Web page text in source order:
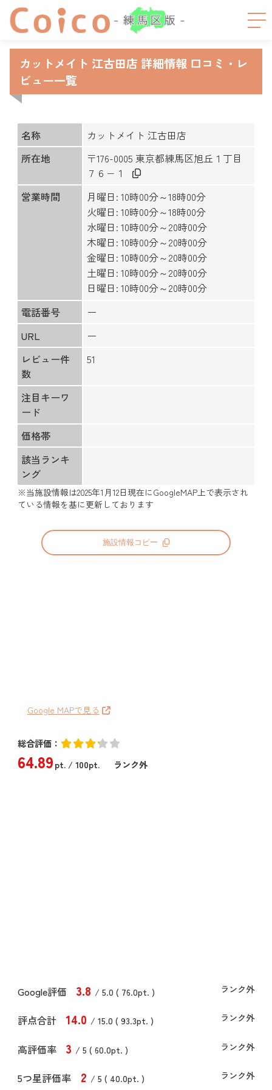
カットメイト 江古田店 詳細情報 口コミ・レ
ビュー一覧
名称
カットメイト 江古田店
所在地
〒176-0005 東京都練馬区旭丘１丁目
７６−１
営業時間
月曜日: 10時00分～18時00分
火曜日: 10時00分～18時00分
水曜日: 10時00分～20時00分
木曜日: 10時00分～20時00分
金曜日: 10時00分～20時00分
土曜日: 10時00分～20時00分
日曜日: 10時00分～20時00分
電話番号
ー
URL
ー
レビュー件
数
51
注目キーワ
ード
価格帯
該当ランキ
ング
※当施設情報は2025年1月12日現在にGoogleMAP上で表示され
ている情報を基に更新しております
施設情報コピー
Google MAPで見る
総合評価：
64.89pt./ 100pt. ランク外
Google評価 3.8 / 5.0 ( 76.0pt. ) ランク外
評点合計 14.0 / 15.0 ( 93.3pt. ) ランク外
高評価率 3 / 5 ( 60.0pt. ) ランク外
5つ星評価率 2 / 5 ( 40.0pt. ) ランク外